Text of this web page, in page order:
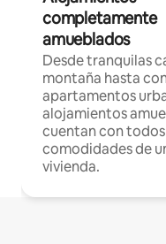
completamente
amueblados
Desde tranquilas
montaña hasta
apartamentos
alojamientos
cuentan con todos
comodidades de
vivienda.